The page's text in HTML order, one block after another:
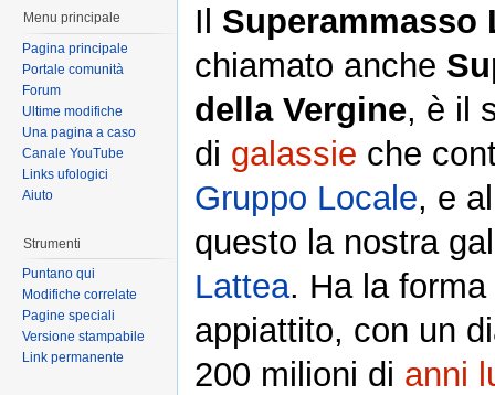
Il Superammasso
chiamato anche
della Vergine, è il
di galassie che
Gruppo Locale, e
questo la nostra
Lattea. Ha la
appiattito, con un
200 milioni di anni
Menu principale
Pagina principale
Portale comunità
Forum
Ultime modifiche
Una pagina a caso
Canale YouTube
Links ufologici
Aiuto
Strumenti
Puntano qui
Modifiche correlate
Pagine speciali
Versione stampabile
Link permanente